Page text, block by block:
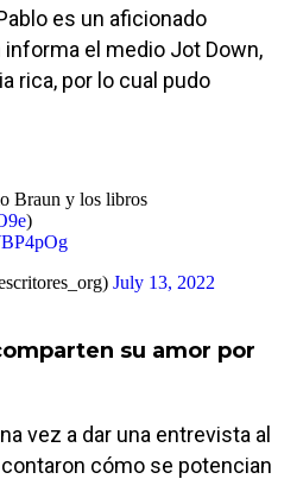
es un aficionado
el medio Jot Down,
rica, por lo cual pudo
Braun y los libros
)
July 13, 2022
su amor por
vez a dar una entrevista al
cómo se potencian